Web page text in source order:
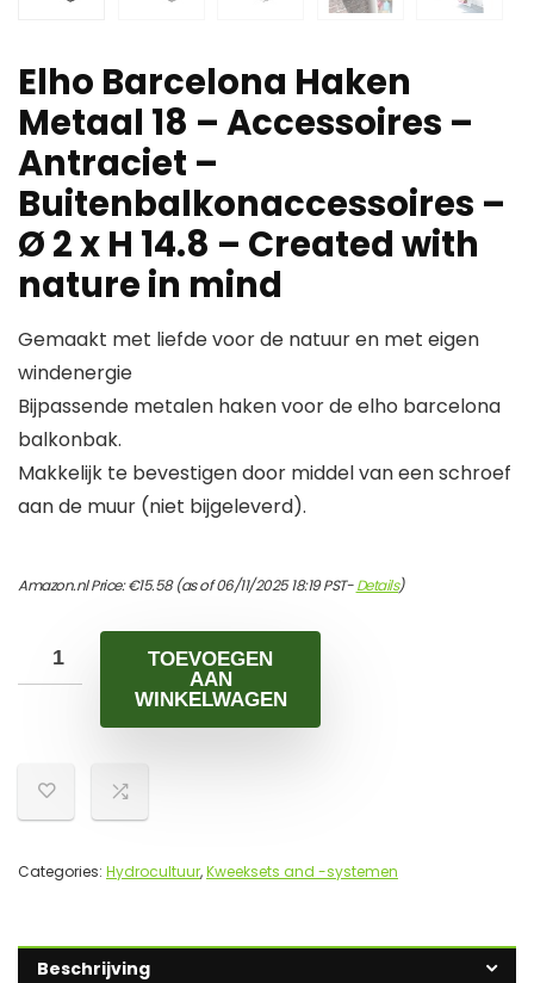
Elho Barcelona Haken
Metaal 18 – Accessoires –
Antraciet –
Buitenbalkonaccessoires –
Ø 2 x H 14.8 – Created with
nature in mind
Gemaakt met liefde voor de natuur en met eigen
windenergie
Bijpassende metalen haken voor de elho barcelona
balkonbak.
Makkelijk te bevestigen door middel van een schroef
aan de muur (niet bijgeleverd).
Amazon.nl Price:€15.58(as of 06/11/2025 18:19 PST-Details)
TOEVOEGEN
AAN
WINKELWAGEN
Categories: Hydrocultuur,Kweeksets and -systemen
Beschrijving